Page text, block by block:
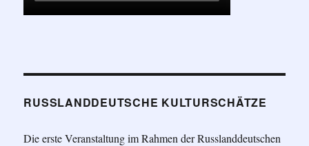
RUSSLANDDEUTSCHE KULTURSCHÄTZE
Die erste Veranstaltung im Rahmen der Russlanddeutschen